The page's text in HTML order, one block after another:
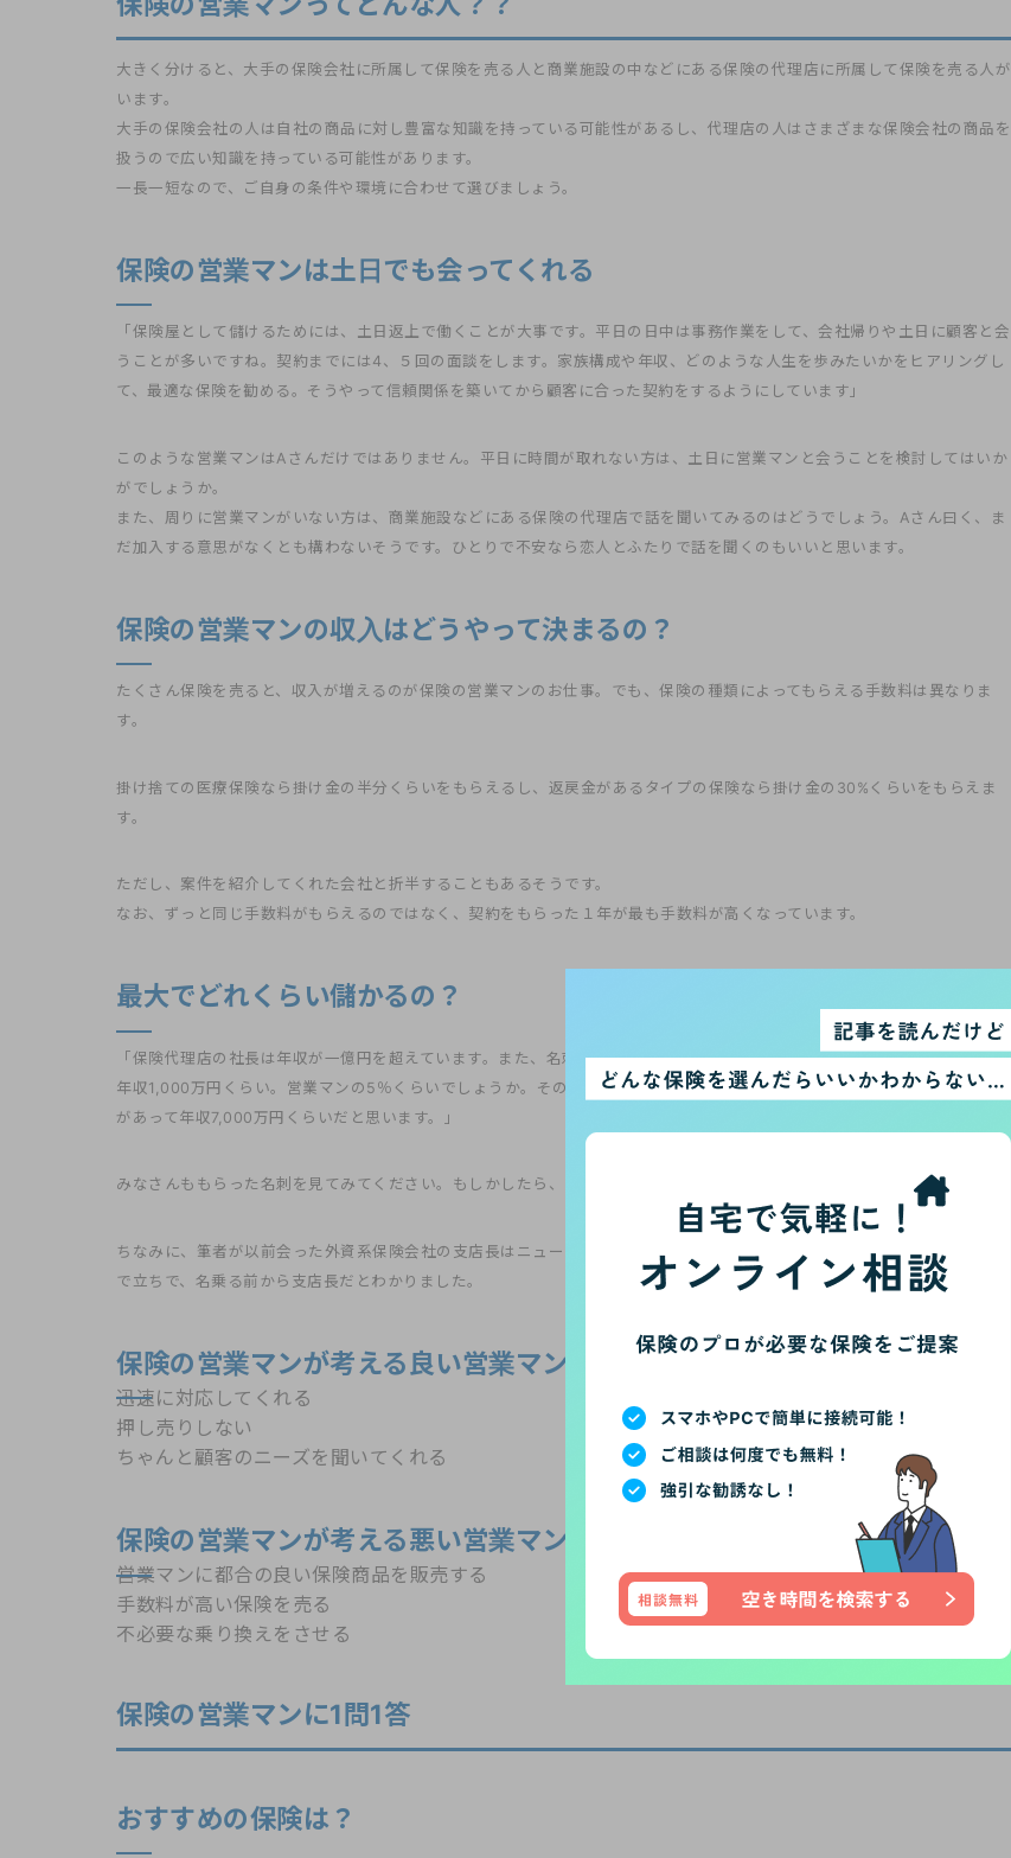
大きく分けると、大手の保険会社に所属して保険を売る人と商業施設の中などにある保険の代理店に所属して保険を売る人が
います。
大手の保険会社の人は自社の商品に対し豊富な知識を持っている可能性があるし、代理店の人はさまざまな保険会社の商品を
扱うので広い知識を持っている可能性があります。
一長一短なので、ご自身の条件や環境に合わせて選びましょう。
保険の営業マンは土日でも会ってくれる
「保険屋として儲けるためには、土日返上で働くことが大事です。平日の日中は事務作業をして、会社帰りや土日に顧客と会
うことが多いですね。契約までには4、５回の面談をします。家族構成や年収、どのような人生を歩みたいかをヒアリングし
て、最適な保険を勧める。そうやって信頼関係を築いてから顧客に合った契約をするようにしています」
このような営業マンはAさんだけではありません。平日に時間が取れない方は、土日に営業マンと会うことを検討してはいか
がでしょうか。
また、周りに営業マンがいない方は、商業施設などにある保険の代理店で話を聞いてみるのはどうでしょう。Aさん曰く、ま
だ加入する意思がなくとも構わないそうです。ひとりで不安なら恋人とふたりで話を聞くのもいいと思います。
保険の営業マンの収入はどうやって決まるの？
たくさん保険を売ると、収入が増えるのが保険の営業マンのお仕事。でも、保険の種類によってもらえる手数料は異なりま
す。
掛け捨ての医療保険なら掛け金の半分くらいをもらえるし、返戻金があるタイプの保険なら掛け金の30%くらいをもらえま
す。
ただし、案件を紹介してくれた会社と折半することもあるそうです。
なお、ずっと同じ手数料がもらえるのではなく、契約をもらった１年が最も手数料が高くなっています。
最大でどれくらい儲かるの？
「保険代理店の社長は年収が一億円を超えています。また、名刺にある肩書きで年収を推測することもできます。MDRTなら
年収1,000万円くらい。営業マンの5％くらいでしょうか。その上にCOTがあって年収3,000万円くらい、そのさらに上にTOT
があって年収7,000万円くらいだと思います。」
みなさんももらった名刺を見てみてください。もしかしたら、とても裕福な営業マンかもしれません。
ちなみに、筆者が以前会った外資系保険会社の支店長はニューヨークの弁護士のような（『SUITS』のハーヴィみたいな）出
で立ちで、名乗る前から支店長だとわかりました。
保険の営業マンが考える良い営業マンの3つの条件は？
迅速に対応してくれる
押し売りしない
ちゃんと顧客のニーズを聞いてくれる
保険の営業マンが考える悪い営業マンの３つの条件は？
営業マンに都合の良い保険商品を販売する
手数料が高い保険を売る
不必要な乗り換えをさせる
保険の営業マンに1問1答
おすすめの保険は？